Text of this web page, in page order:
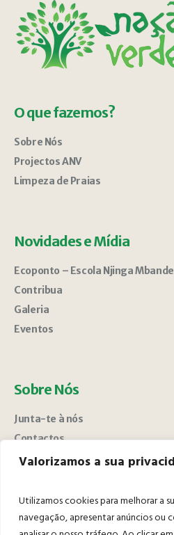
Valorizamos a sua
Utilizamos cookies para melhorar a
navegação, apresentar anúncios ou
O que fazemos?
Sobre Nós
Projectos ANV
Limpeza de Praias
Novidades e Mídia
Ecoponto – Escola Njinga Mbande
Contribua
Galeria
Eventos
Sobre Nós
Junta-te à nós
Contactos
Sobre Nós